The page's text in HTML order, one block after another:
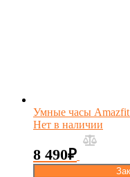
Умные часы Amazfit
Нет в наличии
8 490₽